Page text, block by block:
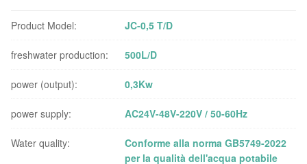
Product Model: JC-0,5 T/D
freshwater production: 500L/D
power (output): 0,3Kw
power supply: AC24V-48V-220V / 50-60Hz
Water quality:
Conforme alla norma GB5749-2022
per la qualità dell'acqua potabile